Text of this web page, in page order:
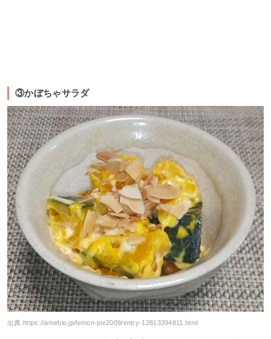
③かぼちゃサラダ
出典:https://ameblo.jp/lemon-pie2009/entry-12813394811.html